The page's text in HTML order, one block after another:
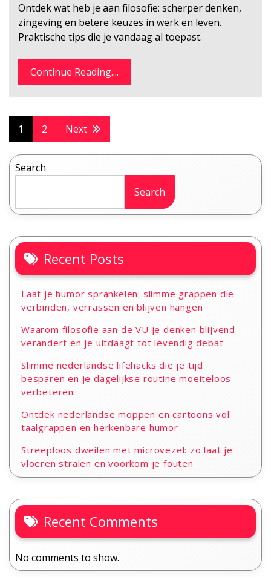
Ontdek wat heb je aan filosofie: scherper denken,
zingeving en betere keuzes in werk en leven.
Praktische tips die je vandaag al toepast.
Continue Reading....
Posts
pagination
1 2 Next
Search
Search
Recent Posts
Laat je humor sprankelen: slimme grappen die
verbinden, verrassen en blijven hangen
Waarom filosofie aan de VU je denken blijvend
verandert en je uitdaagt tot levendig debat
Slimme nederlandse lifehacks die je tijd
besparen en je dagelijkse routine moeiteloos
verbeteren
Ontdek nederlandse moppen en cartoons vol
taalgrappen en herkenbare humor
Streeploos dweilen met microvezel: zo laat je
vloeren stralen en voorkom je fouten
Recent Comments
No comments to show.